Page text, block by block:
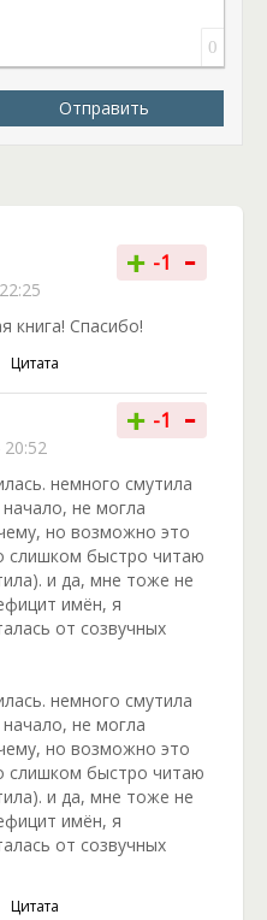
безупречное и
с удовольствием.
– это настоящая
большинству взрослых
0
Отправить
+ -1 -
книга! Спасибо!
Цитата
+ -1 -
немного смутила
не могла
но возможно это
слишком быстро читаю
и да, мне тоже не
имён, я
от созвучных
немного смутила
не могла
но возможно это
слишком быстро читаю
и да, мне тоже не
имён, я
от созвучных
Цитата